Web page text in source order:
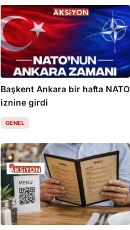
Başkent Ankara bir hafta NATO
iznine girdi
GENEL